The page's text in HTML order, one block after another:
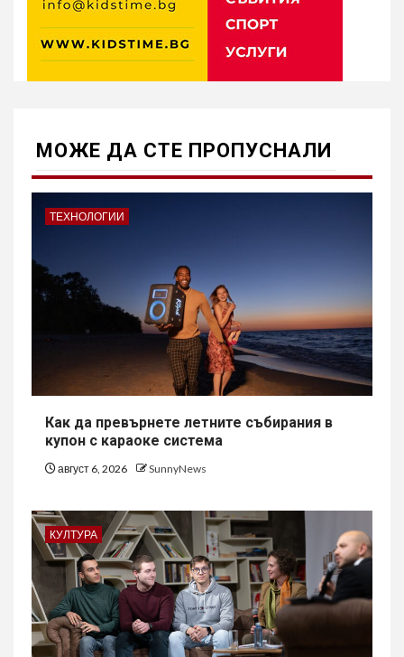
МОЖE ДА СТЕ ПРОПУСНАЛИ
ТЕХНОЛОГИИ
Как да превърнете летните събирания в
купон с караоке система
август 6, 2026 SunnyNews
КУЛТУРА